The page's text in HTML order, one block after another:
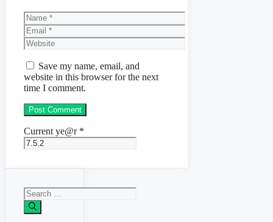
Name
Email
Website
Save my name, email, and
website in this browser for the next
time I comment.
Current ye@r *
Search
for: